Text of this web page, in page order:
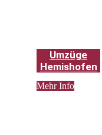
Umzüge
Hemishofen
Mehr Info